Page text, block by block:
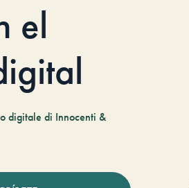
el
digitale di Innocenti &